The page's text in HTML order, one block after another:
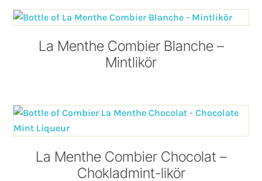
La Menthe Combier Blanche –
Mintlikör
La Menthe Combier Chocolat –
Chokladmint-likör